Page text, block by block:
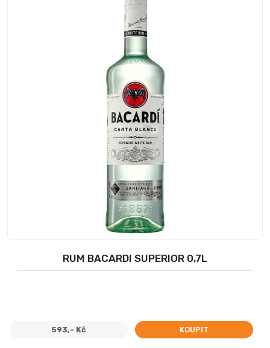
RUM BACARDI SUPERIOR 0,7L
593,- Kč KOUPIT